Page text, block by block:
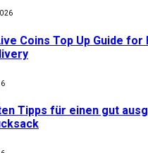
Coins Top Up Guide for
Tipps für einen gut